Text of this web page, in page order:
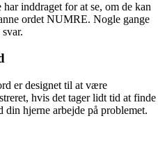
inddraget for at se, om de kan
ordet NUMRE. Nogle gange
er designet til at være
hvis det tager lidt tid at finde
hjerne arbejde på problemet.